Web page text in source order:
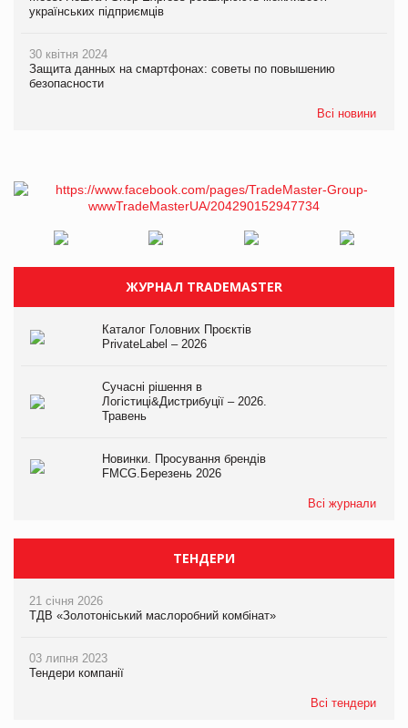
українських підприємців
30 квітня 2024
Защита данных на смартфонах: советы по повышению
безопасности
Всі новини
ЖУРНАЛ TRADEMASTER
Каталог Головних Проєктів
PrivateLabel – 2026
Сучасні рішення в
Логістиці&Дистрибуції – 2026.
Травень
Новинки. Просування брендів
FMCG.Березень 2026
Всі журнали
ТЕНДЕРИ
21 січня 2026
ТДВ «Золотоніський маслоробний комбінат»
03 липня 2023
Тендери компанії
Всі тендери